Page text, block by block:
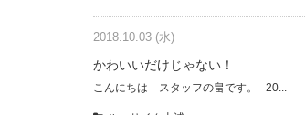
2018.10.03 (水)
かわいいだけじゃない！
こんにちは スタッフの畠です。 20...